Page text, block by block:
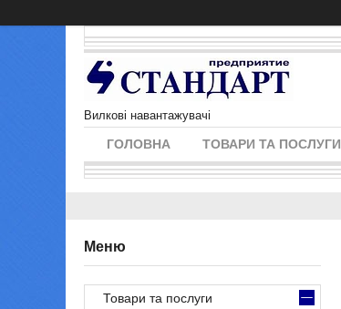
Вилкові навантажувачі
ГОЛОВНА ТОВАРИ ТА ПОСЛУГИ
Товари та послуги